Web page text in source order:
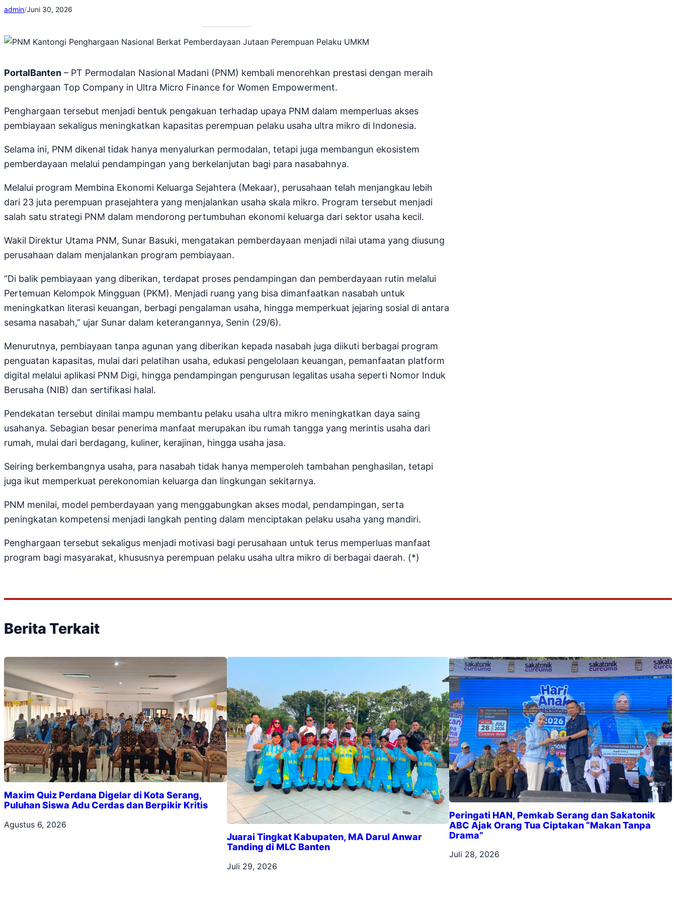
admin/Juni 30, 2026
PortalBanten – PT Permodalan Nasional Madani (PNM) kembali menorehkan prestasi dengan meraih
penghargaan Top Company in Ultra Micro Finance for Women Empowerment.
Penghargaan tersebut menjadi bentuk pengakuan terhadap upaya PNM dalam memperluas akses
pembiayaan sekaligus meningkatkan kapasitas perempuan pelaku usaha ultra mikro di Indonesia.
Selama ini, PNM dikenal tidak hanya menyalurkan permodalan, tetapi juga membangun ekosistem
pemberdayaan melalui pendampingan yang berkelanjutan bagi para nasabahnya.
Melalui program Membina Ekonomi Keluarga Sejahtera (Mekaar), perusahaan telah menjangkau lebih
dari 23 juta perempuan prasejahtera yang menjalankan usaha skala mikro. Program tersebut menjadi
salah satu strategi PNM dalam mendorong pertumbuhan ekonomi keluarga dari sektor usaha kecil.
Wakil Direktur Utama PNM, Sunar Basuki, mengatakan pemberdayaan menjadi nilai utama yang diusung
perusahaan dalam menjalankan program pembiayaan.
“Di balik pembiayaan yang diberikan, terdapat proses pendampingan dan pemberdayaan rutin melalui
Pertemuan Kelompok Mingguan (PKM). Menjadi ruang yang bisa dimanfaatkan nasabah untuk
meningkatkan literasi keuangan, berbagi pengalaman usaha, hingga memperkuat jejaring sosial di antara
sesama nasabah,” ujar Sunar dalam keterangannya, Senin (29/6).
Menurutnya, pembiayaan tanpa agunan yang diberikan kepada nasabah juga diikuti berbagai program
penguatan kapasitas, mulai dari pelatihan usaha, edukasi pengelolaan keuangan, pemanfaatan platform
digital melalui aplikasi PNM Digi, hingga pendampingan pengurusan legalitas usaha seperti Nomor Induk
Berusaha (NIB) dan sertifikasi halal.
Pendekatan tersebut dinilai mampu membantu pelaku usaha ultra mikro meningkatkan daya saing
usahanya. Sebagian besar penerima manfaat merupakan ibu rumah tangga yang merintis usaha dari
rumah, mulai dari berdagang, kuliner, kerajinan, hingga usaha jasa.
Seiring berkembangnya usaha, para nasabah tidak hanya memperoleh tambahan penghasilan, tetapi
juga ikut memperkuat perekonomian keluarga dan lingkungan sekitarnya.
PNM menilai, model pemberdayaan yang menggabungkan akses modal, pendampingan, serta
peningkatan kompetensi menjadi langkah penting dalam menciptakan pelaku usaha yang mandiri.
Penghargaan tersebut sekaligus menjadi motivasi bagi perusahaan untuk terus memperluas manfaat
program bagi masyarakat, khususnya perempuan pelaku usaha ultra mikro di berbagai daerah. (*)
Berita Terkait
Maxim Quiz Perdana Digelar di Kota Serang,
Puluhan Siswa Adu Cerdas dan Berpikir Kritis
Agustus 6, 2026
Juarai Tingkat Kabupaten, MA Darul Anwar
Tanding di MLC Banten
Juli 29, 2026
Peringati HAN, Pemkab Serang dan Sakatonik
ABC Ajak Orang Tua Ciptakan “Makan Tanpa
Drama”
Juli 28, 2026